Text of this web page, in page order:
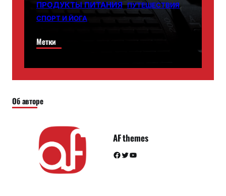
ПРОДУКТЫ ПИТАНИЯ ПУТЕШЕСТВИЯ
СПОРТ И ЙОГА
Метки
Об авторе
AF themes
Facebook Twitter YouTube